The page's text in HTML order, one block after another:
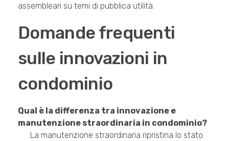
assembleari su temi di pubblica utilità.
Domande frequenti
sulle innovazioni in
condominio
Qual è la differenza tra innovazione e
manutenzione straordinaria in condominio?
La manutenzione straordinaria ripristina lo stato